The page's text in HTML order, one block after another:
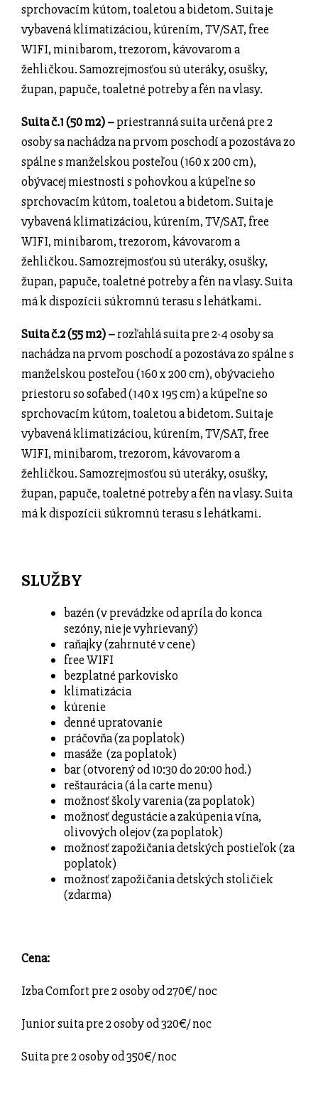
sprchovacím kútom, toaletou a bidetom. Suita je
vybavená klimatizáciou, kúrením, TV/SAT, free
WIFI, minibarom, trezorom, kávovarom a
žehličkou. Samozrejmosťou sú uteráky, osušky,
župan, papuče, toaletné potreby a fén na vlasy.
Suita č.1 (50 m2) –priestranná suita určená pre 2
osoby sa nachádza na prvom poschodí a pozostáva zo
spálne s manželskou posteľou (160 x 200 cm),
obývacej miestnosti s pohovkou a kúpeľne so
sprchovacím kútom, toaletou a bidetom.Suita je
vybavená klimatizáciou, kúrením, TV/SAT, free
WIFI, minibarom, trezorom, kávovarom a
žehličkou. Samozrejmosťou sú uteráky, osušky,
župan, papuče, toaletné potreby a fén na vlasy.Suita
má k dispozícii súkromnú terasu s lehátkami.
Suita č.2 (55 m2) –rozľahlá suita pre 2-4 osoby sa
nachádza na prvom poschodí a pozostáva zo spálne s
manželskou posteľou (160 x 200 cm), obývacieho
priestoru so sofabed (140 x 195 cm) akúpeľne so
sprchovacím kútom, toaletou a bidetom.Suita je
vybavená klimatizáciou, kúrením, TV/SAT, free
WIFI, minibarom, trezorom, kávovarom a
žehličkou. Samozrejmosťou sú uteráky, osušky,
župan, papuče, toaletné potreby a fén na vlasy.Suita
má k dispozícii súkromnú terasu s lehátkami.
SLUŽBY
bazén (v prevádzke od apríla do konca
sezóny, nie je vyhrievaný)
raňajky (zahrnuté v cene)
free WIFI
bezplatné parkovisko
klimatizácia
kúrenie
denné upratovanie
práčovňa (za poplatok)
masáže (za poplatok)
bar (otvorený od 10:30 do 20:00 hod.)
reštaurácia (á la carte menu)
možnosť školy varenia (za poplatok)
možnosť degustácie a zakúpenia vína,
olivových olejov (za poplatok)
možnosť zapožičania detských postieľok (za
poplatok)
možnosť zapožičania detských stoličiek
(zdarma)
Cena:
Izba Comfort pre 2 osoby od 270€/ noc
Junior suita pre 2 osoby od 320€/ noc
Suita pre 2 osoby od 350€/ noc